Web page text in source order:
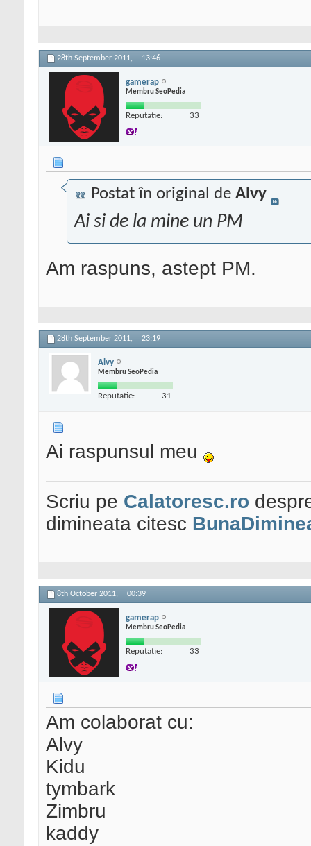
28th September 2011, 13:46
gamerap
Membru SeoPedia
Reputatie: 33
Postat în original de Alvy
Ai si de la mine un PM
Am raspuns, astept PM.
28th September 2011, 23:19
Alvy
Membru SeoPedia
Reputatie: 31
Ai raspunsul meu
Scriu pe Calatoresc.ro
dimineata citesc
8th October 2011, 00:39
gamerap
Membru SeoPedia
Reputatie: 33
Am colaborat cu:
Alvy
Kidu
tymbark
Zimbru
kaddy